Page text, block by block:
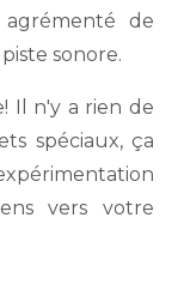
de
sonore.
Il n'y a rien de
spéciaux, ça
vers votre